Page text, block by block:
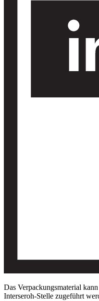
Das Verpackungsmaterial
Interseroh-Stelle zugeführt